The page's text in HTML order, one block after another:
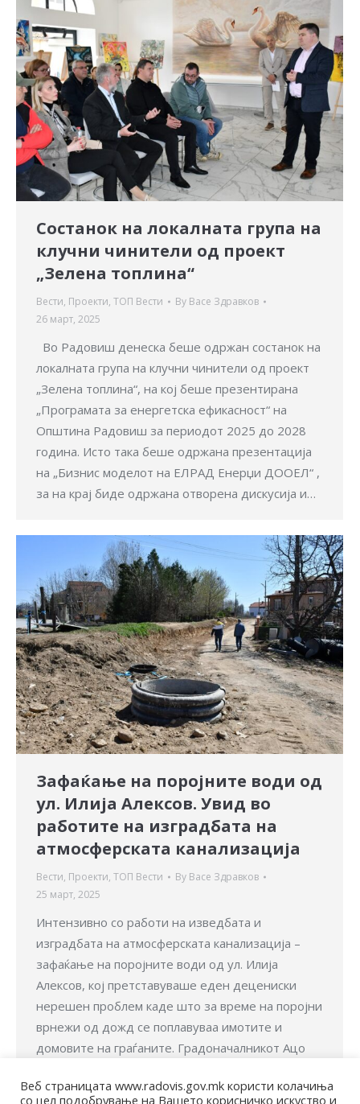
Состанок на локалната група на
клучни чинители од проект
„Зелена топлина“
Вести, Проекти, ТОП Вести By Васе Здравков
26 март, 2025
Во Радовиш денеска беше одржан состанок на
локалната група на клучни чинители од проект
„Зелена топлина“, на кој беше презентирана
„Програмата за енергетска ефикасност“ на
Општина Радовиш за периодот 2025 до 2028
година. Исто така беше одржана презентација
на „Бизнис моделот на ЕЛРАД Енерџи ДООЕЛ“ ,
за на крај биде одржана отворена дискусија и…
Зафаќање на поројните води од
ул. Илија Алексов. Увид во
работите на изградбата на
атмосферската канализација
Вести, Проекти, ТОП Вести By Васе Здравков
25 март, 2025
Интензивно со работи на изведбата и
изградбата на атмосферската канализација –
зафаќање на поројните води од ул. Илија
Алексов, кој претставуваше еден децениски
нерешен проблем каде што за време на поројни
врнежи од дожд се поплавуваа имотите и
домовите на граѓаните. Градоначалникот Ацо
кој треба да биде…
Веб страницата www.radovis.gov.mk користи колачиња
со цел подобрување на Вашето корисничко искуство и